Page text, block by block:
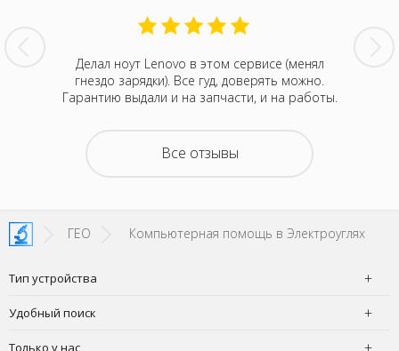
за
Делал ноут Lenovo в этом сервисе (менял
гнездо зарядки). Все гуд, доверять можно.
Гарантию выдали и на запчасти, и на работы.
Была
не
зато
Все отзывы
ГЕО Компьютерная помощь в Электроуглях
Тип устройства
Удобный поиск
Только у нас